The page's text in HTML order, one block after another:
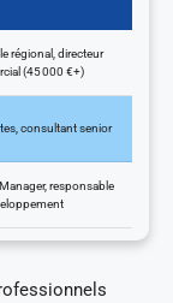
régional, directeur
(45 000 €+)
consultant senior
responsable